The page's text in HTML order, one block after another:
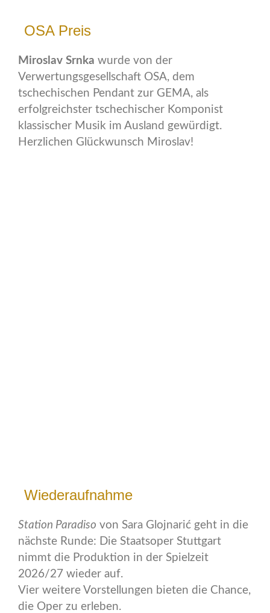
OSA Preis
Miroslav Srnka wurde von der
Verwertungsgesellschaft OSA, dem
tschechischen Pendant zur GEMA, als
erfolgreichster tschechischer Komponist
klassischer Musik im Ausland gewürdigt.
Herzlichen Glückwunsch Miroslav!
Wiederaufnahme
Station Paradiso von Sara Glojnarić geht in die
nächste Runde: Die Staatsoper Stuttgart
nimmt die Produktion in der Spielzeit
2026/27 wieder auf.
Vier weitere Vorstellungen bieten die Chance,
die Oper zu erleben.